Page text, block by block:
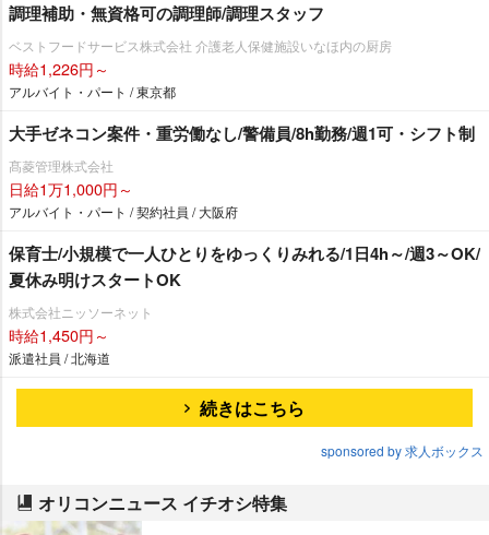
調理補助・無資格可の調理師/調理スタッフ
ベストフードサービス株式会社 介護老人保健施設いなほ内の厨房
時給1,226円～
アルバイト・パート / 東京都
大手ゼネコン案件・重労働なし/警備員/8h勤務/週1可・シフト制
髙菱管理株式会社
日給1万1,000円～
アルバイト・パート / 契約社員 / 大阪府
保育士/小規模で一人ひとりをゆっくりみれる/1日4h～/週3～OK/
夏休み明けスタートOK
株式会社ニッソーネット
時給1,450円～
派遣社員 / 北海道
続きはこちら
sponsored by 求人ボックス
オリコンニュース イチオシ特集